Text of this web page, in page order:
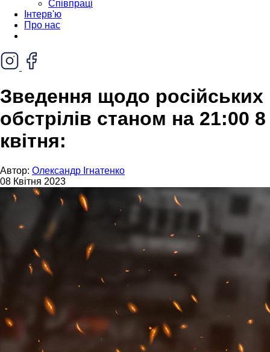
Співпраці
Інтерв'ю
Про нас
Зведення щодо російських
обстрілів станом на 21:00 8
квітня:
Автор: Олександр Ігнатенко
08 Квітня 2023